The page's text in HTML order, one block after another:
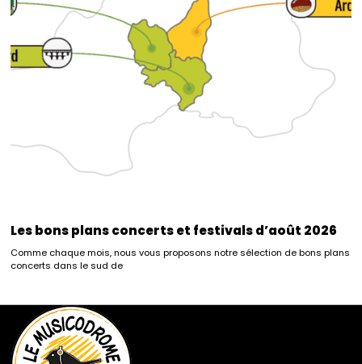
Les bons plans concerts et festivals d’août 2026
Comme chaque mois, nous vous proposons notre sélection de bons plans
concerts dans le sud de